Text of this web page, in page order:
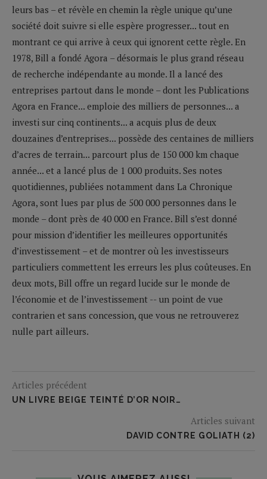
leurs bas – et révèle en chemin la règle unique qu’une
société doit suivre si elle espère progresser... tout en
montrant ce qui arrive à ceux qui ignorent cette règle. En
1978, Bill a fondé Agora – désormais le plus grand réseau
de recherche indépendante au monde. Il a lancé des
entreprises partout dans le monde – dont les Publications
Agora en France... emploie des milliers de personnes... a
investi sur cinq continents... a acquis plus de deux
douzaines d’entreprises... possède des centaines de milliers
d’acres de terrain... parcourt plus de 150 000 km chaque
année... et a lancé plus de 1 000 produits. Ses notes
quotidiennes, publiées notamment dans La Chronique
Agora, sont lues par plus de 500 000 personnes dans le
monde – dont près de 40 000 en France. Bill s’est donné
pour mission d’identifier les meilleures opportunités
d’investissement – et de montrer où les investisseurs
particuliers commettent les erreurs les plus coûteuses. En
deux mots, Bill offre un regard lucide sur le monde de
l’économie et de l’investissement -- un point de vue
contrarien et sans concession, que vous ne retrouverez
nulle part ailleurs.
Articles précédent
UN LIVRE BEIGE TEINTÉ D’OR NOIR…
Articles suivant
DAVID CONTRE GOLIATH (2)